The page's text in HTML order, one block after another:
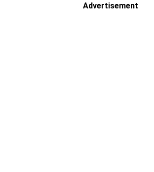
Advertisement